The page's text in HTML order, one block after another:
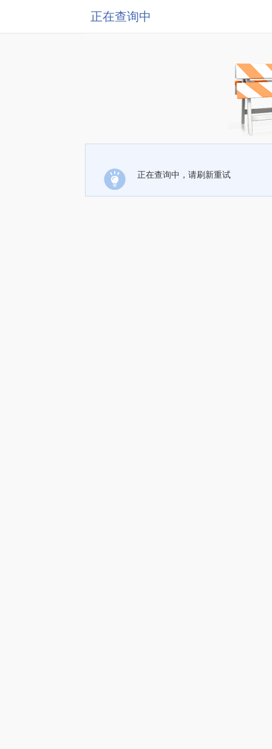
正在查询中
正在查询中，请刷新重试